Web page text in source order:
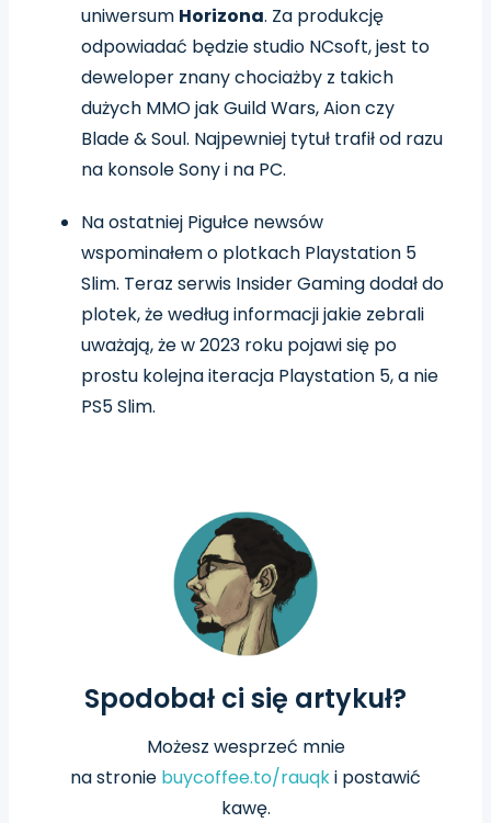
uniwersum Horizona. Za produkcję
odpowiadać będzie studio NCsoft, jest to
deweloper znany chociażby z takich
dużych MMO jak Guild Wars, Aion czy
Blade & Soul. Najpewniej tytuł trafił od razu
na konsole Sony i na PC.
Na ostatniej Pigułce newsów
wspominałem o plotkach Playstation 5
Slim. Teraz serwis Insider Gaming dodał do
plotek, że według informacji jakie zebrali
uważają, że w 2023 roku pojawi się po
prostu kolejna iteracja Playstation 5, a nie
PS5 Slim.
Spodobał ci się artykuł?
Możesz wesprzeć mnie
nastronie buycoffee.to/rauqki postawić
kawę.